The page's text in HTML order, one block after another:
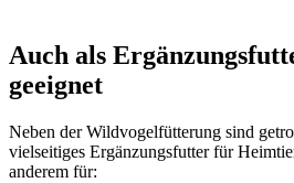
Auch als
geeignet
Neben der Wildvogelfütterung sind
vielseitiges Ergänzungsfutter für
anderem für: